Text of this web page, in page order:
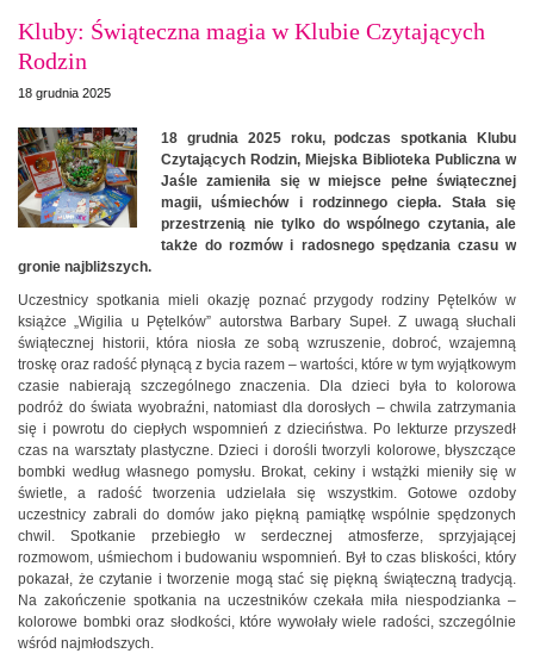
Kluby: Świąteczna magia w Klubie Czytających
Rodzin
18 grudnia 2025
18 grudnia 2025 roku, podczas spotkania Klubu
Czytających Rodzin, Miejska Biblioteka Publiczna w
Jaśle zamieniła się w miejsce pełne świątecznej
magii, uśmiechów i rodzinnego ciepła. Stała się
przestrzenią nie tylko do wspólnego czytania, ale
także do rozmów i radosnego spędzania czasu w
gronie najbliższych.
Uczestnicy spotkania mieli okazję poznać przygody rodziny Pętelków w
książce „Wigilia u Pętelków” autorstwa Barbary Supeł. Z uwagą słuchali
świątecznej historii, która niosła ze sobą wzruszenie, dobroć, wzajemną
troskę oraz radość płynącą z bycia razem – wartości, które w tym wyjątkowym
czasie nabierają szczególnego znaczenia. Dla dzieci była to kolorowa
podróż do świata wyobraźni, natomiast dla dorosłych – chwila zatrzymania
się i powrotu do ciepłych wspomnień z dzieciństwa. Po lekturze przyszedł
czas na warsztaty plastyczne. Dzieci i dorośli tworzyli kolorowe, błyszczące
bombki według własnego pomysłu. Brokat, cekiny i wstążki mieniły się w
świetle, a radość tworzenia udzielała się wszystkim. Gotowe ozdoby
uczestnicy zabrali do domów jako piękną pamiątkę wspólnie spędzonych
chwil. Spotkanie przebiegło w serdecznej atmosferze, sprzyjającej
rozmowom, uśmiechom i budowaniu wspomnień. Był to czas bliskości, który
pokazał, że czytanie i tworzenie mogą stać się piękną świąteczną tradycją.
Na zakończenie spotkania na uczestników czekała miła niespodzianka –
kolorowe bombki oraz słodkości, które wywołały wiele radości, szczególnie
wśród najmłodszych.